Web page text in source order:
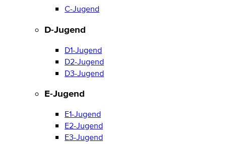
C-Jugend
D-Jugend
D1-Jugend
D2-Jugend
D3-Jugend
E-Jugend
E1-Jugend
E2-Jugend
E3-Jugend